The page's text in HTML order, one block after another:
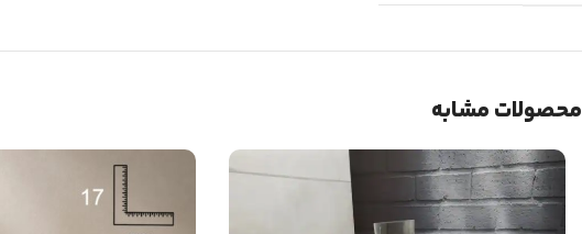
محصولات مشابه